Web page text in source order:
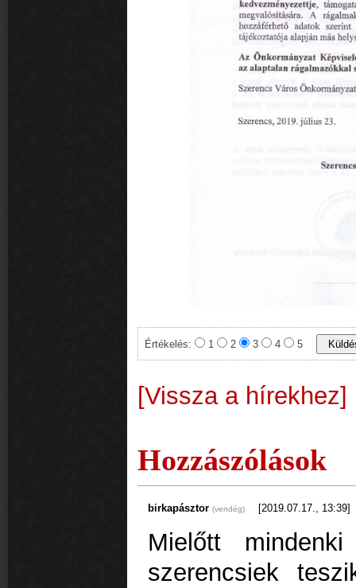
Értékelés: 1 2 3 4 5
[Vissza a hírekhez]
Hozzászólások
birkapásztor (vendég) [2019.07.17., 13:39]
Mielőtt
szerencsiek